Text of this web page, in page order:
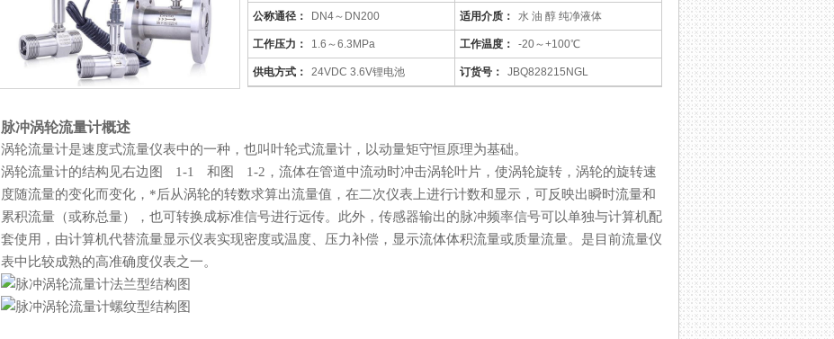
公称通径： DN4～DN200 适用介质： 水 油 醇 纯净液体
工作压力： 1.6～6.3MPa 工作温度： -20～+100℃
供电方式： 24VDC 3.6V锂电池 订货号： JBQ828215NGL
脉冲涡轮流量计概述
涡轮流量计是速度式流量仪表中的一种，也叫叶轮式流量计，以动量矩守恒原理为基础。
涡轮流量计的结构见右边图 1-1 和图 1-2，流体在管道中流动时冲击涡轮叶片，使涡轮旋转，涡轮的旋转速
度随流量的变化而变化，*后从涡轮的转数求算出流量值，在二次仪表上进行计数和显示，可反映出瞬时流量和
累积流量（或称总量），也可转换成标准信号进行远传。此外，传感器输出的脉冲频率信号可以单独与计算机配
套使用，由计算机代替流量显示仪表实现密度或温度、压力补偿，显示流体体积流量或质量流量。是目前流量仪
表中比较成熟的高准确度仪表之一。